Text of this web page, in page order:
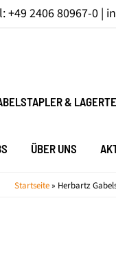
+49 2406 80967-0 |
&
ÜBER UNS
Startseite» Herbartz